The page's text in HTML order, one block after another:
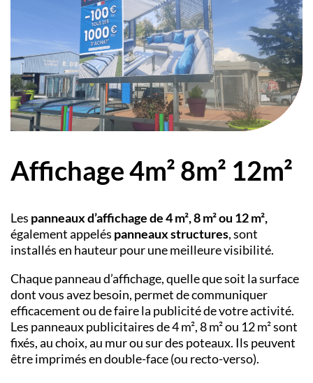
Affichage 4m² 8m² 12m²
Les panneaux d’affichage de 4 m², 8 m² ou 12 m²,
également appelés panneaux structures, sont
installés en hauteur pour une meilleure visibilité.
Chaque panneau d’affichage, quelle que soit la surface
dont vous avez besoin, permet de communiquer
efficacement ou de faire la publicité de votre activité.
Les panneaux publicitaires de 4 m², 8 m² ou 12 m² sont
fixés, au choix, au mur ou sur des poteaux. Ils peuvent
être imprimés en double-face (ou recto-verso).